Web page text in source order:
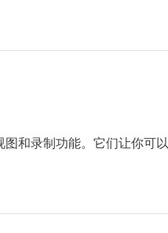
和录制功能。它们让你可